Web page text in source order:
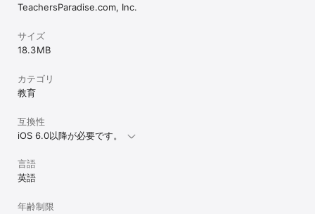
TeachersParadise.com, Inc.
サイズ
18.3 MB
カテゴリ
教育
互換性
iOS 6.0以降が必要です。
言語
英語
年齢制限